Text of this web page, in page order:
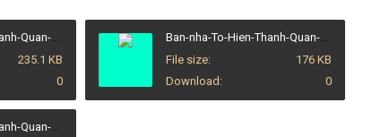
Ban-nha-To-Hien-Thanh-Quan-10-DT-49m2 (1).jpg
235.1 KB
0
Ban-nha-To-Hien-Thanh-Quan-10-DT-49m2 (2).jpg
File size
176 KB
Download
0
Ban-nha-To-Hien-Thanh-Quan-10-DT-49m2 (3).jpg